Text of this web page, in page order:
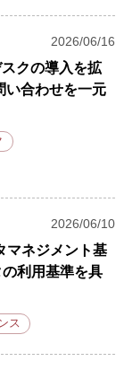
2026/06/16
クの導入を拡
い合わせを一元
2026/06/10
マネジメント基
利用基準を具
ス